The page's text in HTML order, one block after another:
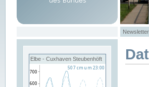
Newsletter
Elbe - Cuxhaven Steubenhöft